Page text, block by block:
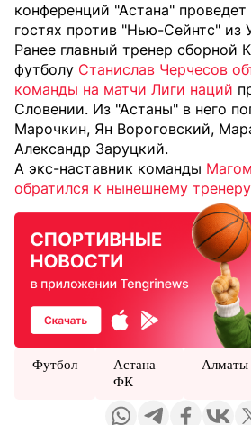
конференций "Астана"
гостях против "Нью-Сейнтс" из
Ранее главный тренер сборной
футболу Станислав Черчесов
команды на матчи Лиги наций
Словении. Из "Астаны" в него
Марочкин, Ян Вороговский,
Александр Заруцкий.
А экс-наставник команды
обратился к нынешнему тренеру
Футбол
Астана
ФК
Алматы